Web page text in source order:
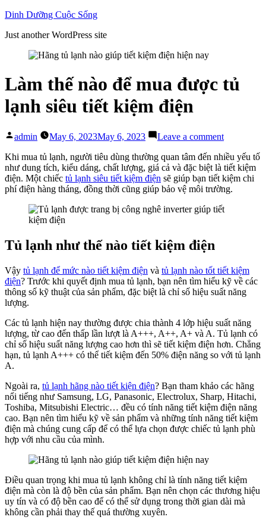
Skip
content
Dinh Dưỡng Cuộc Sống
Just another WordPress site
Làm thế nào để mua được tủ
lạnh siêu tiết kiệm điện
Posted
admin May 6, 2023May 6, 2023 Leave a commenton
thế
nào
để
mua
tủ
Khi mua tủ lạnh, người tiêu dùng thường quan tâm đến nhiều yếu tố
như dung tích, kiểu dáng, chất lượng, giá cả và đặc biệt là tiết kiệm
điện. Một chiếc tủ lạnh siêu tiết kiệm điện sẽ giúp bạn tiết kiệm chi
phí điện hàng tháng, đồng thời cũng giúp bảo vệ môi trường.
Tủ lạnh như thế nào tiết kiệm điện
Vậy tủ lạnh để mức nào tiết kiệm điện và tủ lạnh nào tốt tiết kiệm
điện? Trước khi quyết định mua tủ lạnh, bạn nên tìm hiểu kỹ về các
thông số kỹ thuật của sản phẩm, đặc biệt là chỉ số hiệu suất năng
lượng.
Các tủ lạnh hiện nay thường được chia thành 4 lớp hiệu suất năng
lượng, từ cao đến thấp lần lượt là A+++, A++, A+ và A. Tủ lạnh có
chỉ số hiệu suất năng lượng cao hơn thì sẽ tiết kiệm điện hơn. Chẳng
hạn, tủ lạnh A+++ có thể tiết kiệm đến 50% điện năng so với tủ lạnh
A.
Ngoài ra, tủ lạnh hãng nào tiết kiện điện? Bạn tham khảo các hãng
nổi tiếng như Samsung, LG, Panasonic, Electrolux, Sharp, Hitachi,
Toshiba, Mitsubishi Electric… đều có tính năng tiết kiệm điện năng
cao. Bạn nên tìm hiểu kỹ về sản phẩm và những tính năng tiết kiệm
điện mà chúng cung cấp để có thể lựa chọn được chiếc tủ lạnh phù
hợp với nhu cầu của mình.
Điều quan trọng khi mua tủ lạnh không chỉ là tính năng tiết kiệm
điện mà còn là độ bền của sản phẩm. Bạn nên chọn các thương hiệu
uy tín và có độ bền cao để có thể sử dụng trong thời gian dài mà
không cần phải thay thế quá thường xuyên.